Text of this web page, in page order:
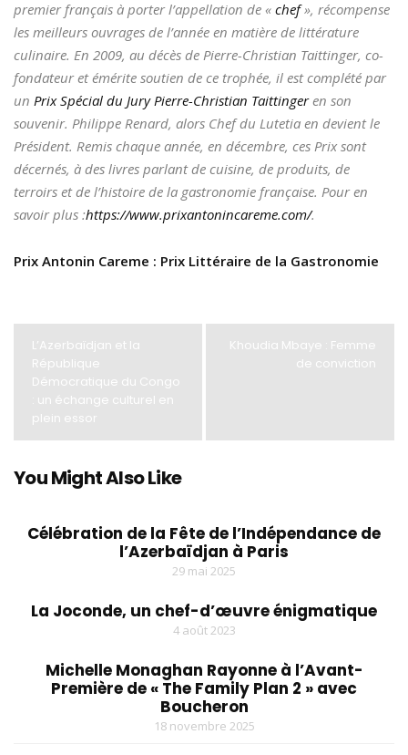
premier français à porter l’appellation de « chef», récompense
les meilleurs ouvrages de l’année en matière de littérature
culinaire. En 2009, au décès de Pierre-Christian Taittinger, co-
fondateur et émérite soutien de ce trophée, il est complété par
un Prix Spécial du Jury Pierre-Christian Taittingeren son
souvenir. Philippe Renard, alors Chef du Lutetia en devient le
Président. Remis chaque année, en décembre, ces Prix sont
décernés, à des livres parlant de cuisine, de produits, de
terroirs et de l’histoire de la gastronomie française. Pour en
savoir plus :https://www.prixantonincareme.com/.
Prix Antonin Careme : Prix Littéraire de la Gastronomie
L’Azerbaïdjan et la
République
Démocratique du Congo
: un échange culturel en
plein essor
Khoudia Mbaye : Femme
de conviction
You Might Also Like
Célébration de la Fête de l’Indépendance de
l’Azerbaïdjan à Paris
29 mai 2025
La Joconde, un chef-d’œuvre énigmatique
4 août 2023
Michelle Monaghan Rayonne à l’Avant-
Première de « The Family Plan 2 » avec
Boucheron
18 novembre 2025